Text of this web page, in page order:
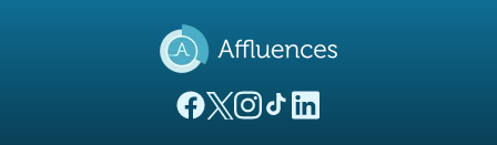
(nuova scheda)
(nuova scheda)
(nuova scheda)
(nuova scheda)